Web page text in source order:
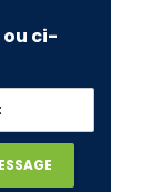
ou ci-